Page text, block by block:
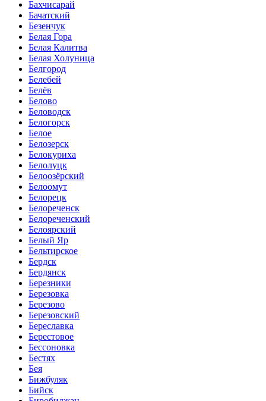
Бахчисарай
Бачатский
Безенчук
Белая Гора
Белая Калитва
Белая Холуница
Белгород
Белебей
Белёв
Белово
Беловодск
Белогорск
Белое
Белозерск
Белокуриха
Белолуцк
Белоозёрский
Белоомут
Белорецк
Белореченск
Белореченский
Белоярский
Белый Яр
Бельтирское
Бердск
Бердянск
Березники
Березовка
Березово
Березовский
Береславка
Берестовое
Бессоновка
Бестях
Бея
Бижбуляк
Бийск